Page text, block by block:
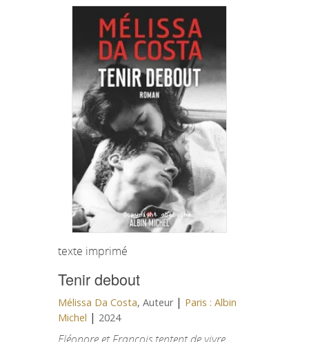
texte imprimé
Tenir debout
Mélissa Da Costa, Auteur | Paris : Albin
Michel | 2024
Eléonore et François tentent de vivre